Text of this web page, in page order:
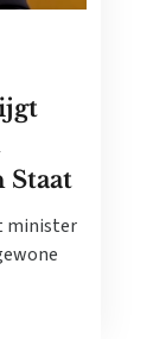
Staat
minister